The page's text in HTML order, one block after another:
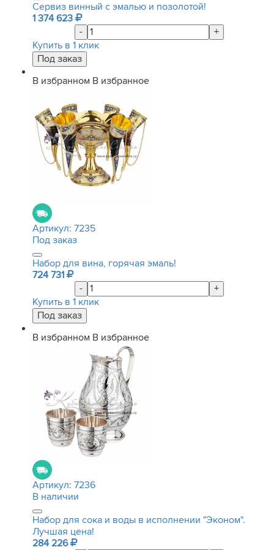
Сервиз винный с эмалью и позолотой!
1 374 623
-
+
Купить в 1 клик
В избранном В избранное
Артикул: 7235
Под заказ
Набор для вина, горячая эмаль!
724 731
-
+
Купить в 1 клик
В избранном В избранное
Артикул: 7236
В наличии
Набор для сока и воды в исполнении "Эконом".
Лучшая цена!
284 226